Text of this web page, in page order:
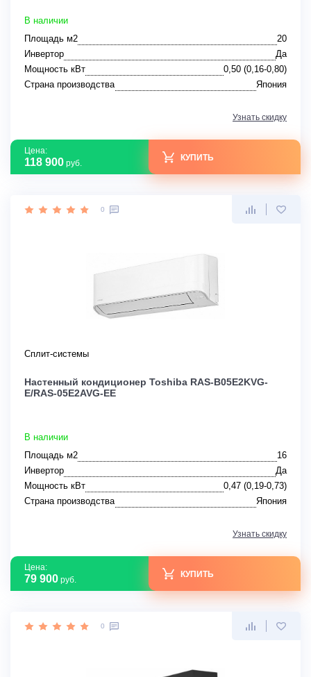
В наличии
Площадь м2
20
Инвертор
Да
Мощность кВт
0,50 (0,16-0,80)
Страна производства
Япония
Узнать скидку
Цена:
118 900 руб.
КУПИТЬ
0
Сплит-системы
Настенный кондиционер Toshiba RAS-B05E2KVG-
E/RAS-05E2AVG-EE
В наличии
Площадь м2
16
Инвертор
Да
Мощность кВт
0,47 (0,19-0,73)
Страна производства
Япония
Узнать скидку
Цена:
79 900 руб.
КУПИТЬ
0